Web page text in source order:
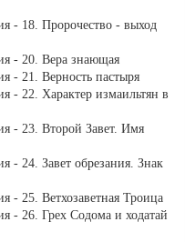
- 18. Пророчество - выход
- 20. Вера знающая
- 21. Верность пастыря
- 22. Характер измаильтян в
- 23. Второй Завет. Имя
- 24. Завет обрезания. Знак
- 25. Ветхозаветная Троица
- 26. Грех Содома и ходатай